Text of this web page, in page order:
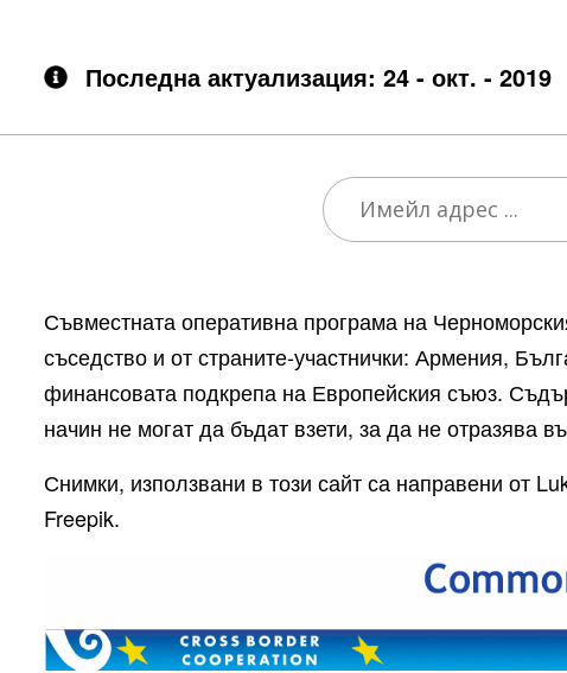
Последна актуализация: 24 - окт. - 2019
Съвместната оперативна програма на
съседство и от страните-участнички: Армения,
финансовата подкрепа на Европейския съюз.
начин не могат да бъдат взети, за да не отразява
Снимки, използвани в този сайт са направени от
Freepik.